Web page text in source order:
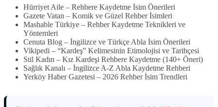
Hürriyet Aile – Rehbere Kaydetme İsim Önerileri
Gazete Vatan – Komik ve Güzel Rehber İsimleri
Mashable Türkiye – Rehber Kaydetme Teknikleri ve
Yöntemleri
Cenuta Blog – İngilizce ve Türkçe Abla İsim Önerileri
Vikipedi – “Kardeş” Kelimesinin Etimolojisi ve Tarihçesi
Stil Kadın – Kız Kardeşi Rehbere Kaydetme (140+ Öneri)
Sağlık Kanalı – İngilizce A-Z Abla Kaydetme Rehberi
Yerköy Haber Gazetesi – 2026 Rehber İsim Trendleri